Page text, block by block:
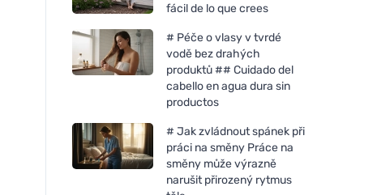
fácil de lo que crees
# Péče o vlasy v tvrdé
vodě bez drahých
produktů ## Cuidado del
cabello en agua dura sin
productos
# Jak zvládnout spánek při
práci na směny Práce na
směny může výrazně
narušit přirozený rytmus